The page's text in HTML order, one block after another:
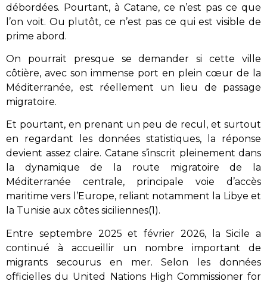
débordées. Pourtant, à Catane, ce n’est pas ce que
l’on voit. Ou plutôt, ce n’est pas ce qui est visible de
prime abord.
On pourrait presque se demander si cette ville
côtière, avec son immense port en plein cœur de la
Méditerranée, est réellement un lieu de passage
migratoire.
Et pourtant, en prenant un peu de recul, et surtout
en regardant les données statistiques, la réponse
devient assez claire. Catane s’inscrit pleinement dans
la dynamique de la route migratoire de la
Méditerranée centrale, principale voie d’accès
maritime vers l’Europe, reliant notamment la Libye et
la Tunisie aux côtes siciliennes(1).
Entre septembre 2025 et février 2026, la Sicile a
continué à accueillir un nombre important de
migrants secourus en mer. Selon les données
officielles du United Nations High Commissioner for